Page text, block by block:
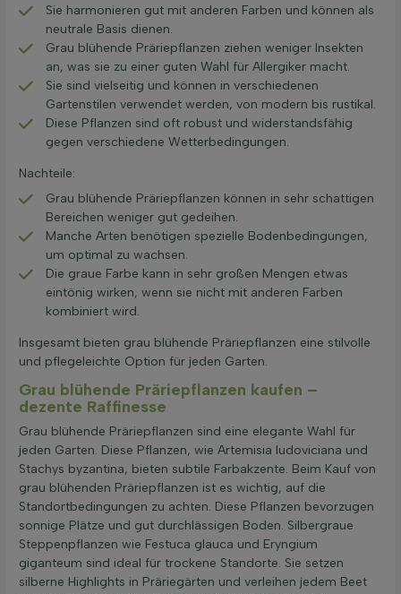
Sie harmonieren gut mit anderen Farben und können als
neutrale Basis dienen.
Grau blühende Präriepflanzen ziehen weniger Insekten
an, was sie zu einer guten Wahl für Allergiker macht.
Sie sind vielseitig und können in verschiedenen
Gartenstilen verwendet werden, von modern bis rustikal.
Diese Pflanzen sind oft robust und widerstandsfähig
gegen verschiedene Wetterbedingungen.
Nachteile:
Grau blühende Präriepflanzen können in sehr schattigen
Bereichen weniger gut gedeihen.
Manche Arten benötigen spezielle Bodenbedingungen,
um optimal zu wachsen.
Die graue Farbe kann in sehr großen Mengen etwas
eintönig wirken, wenn sie nicht mit anderen Farben
kombiniert wird.
Insgesamt bieten grau blühende Präriepflanzen eine stilvolle
und pflegeleichte Option für jeden Garten.
Grau blühende Präriepflanzen kaufen –
dezente Raffinesse
Grau blühende Präriepflanzen sind eine elegante Wahl für
jeden Garten. Diese Pflanzen, wie Artemisia ludoviciana und
Stachys byzantina, bieten subtile Farbakzente. Beim Kauf von
grau blühenden Präriepflanzen ist es wichtig, auf die
Standortbedingungen zu achten. Diese Pflanzen bevorzugen
sonnige Plätze und gut durchlässigen Boden. Silbergraue
Steppenpflanzen wie Festuca glauca und Eryngium
giganteum sind ideal für trockene Standorte. Sie setzen
silberne Highlights in Präriegärten und verleihen jedem Beet